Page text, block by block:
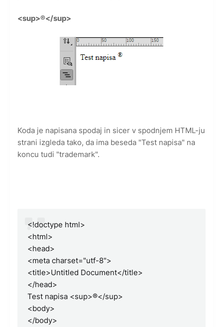
<sup>®</sup>
Koda je napisana spodaj in sicer v spodnjem HTML-ju
strani izgleda tako, da ima beseda "Test napisa" na
koncu tudi "trademark".
<!doctype html>
<html>
<head>
<meta charset="utf-8">
<title>Untitled Document</title>
</head>
Test napisa <sup>®</sup>
<body>
</body>